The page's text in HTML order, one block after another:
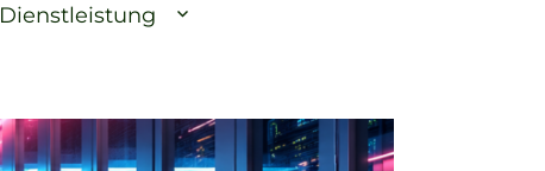
Dienstleistung